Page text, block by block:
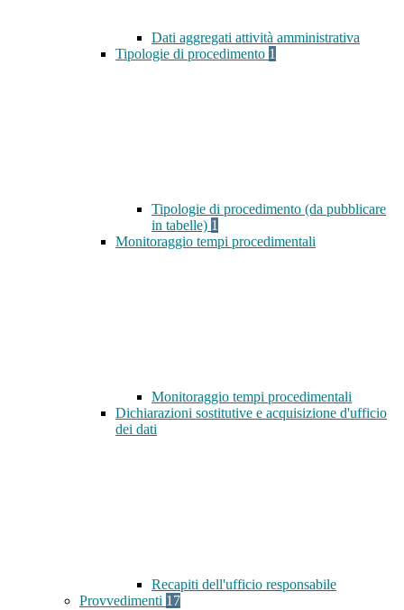
Dati aggregati attività amministrativa
Tipologie di procedimento 1
Tipologie di procedimento (da pubblicare
in tabelle) 1
Monitoraggio tempi procedimentali
Monitoraggio tempi procedimentali
Dichiarazioni sostitutive e acquisizione d'ufficio
dei dati
Recapiti dell'ufficio responsabile
Provvedimenti 17